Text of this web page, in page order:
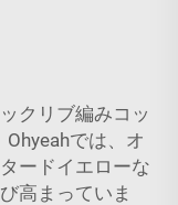
クリブ編みコッ
では、オ
ードイエローな
高まっていま